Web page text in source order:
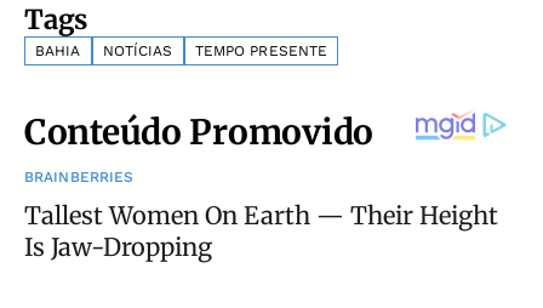
Tags
BAHIA NOTÍCIAS TEMPO PRESENTE